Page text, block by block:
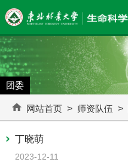
团委
网站首页 > 师资队伍 >
丁晓萌
2023-12-11